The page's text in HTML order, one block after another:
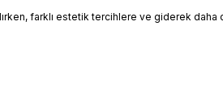
farklı estetik tercihlere ve giderek daha